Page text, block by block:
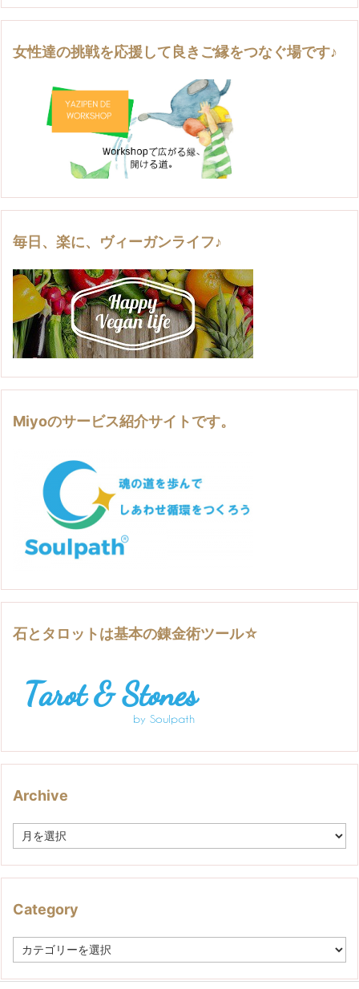
女性達の挑戦を応援して良きご縁をつなぐ場です♪
毎日、楽に、ヴィーガンライフ♪
Miyoのサービス紹介サイトです。
石とタロットは基本の錬金術ツール☆
Archive
h
e
Category
e